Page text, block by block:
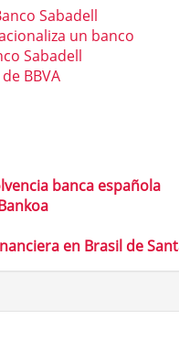
Sabadell
un banco
Sabadell
BBVA
banca española
en Brasil de